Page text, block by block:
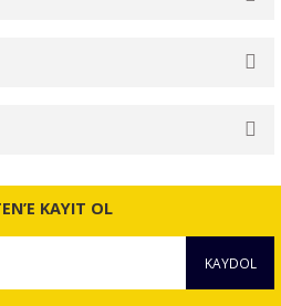
ürün açıklamalarında ve diğer
noktaları öneri formunu
KAYIT OL
KAYDOL